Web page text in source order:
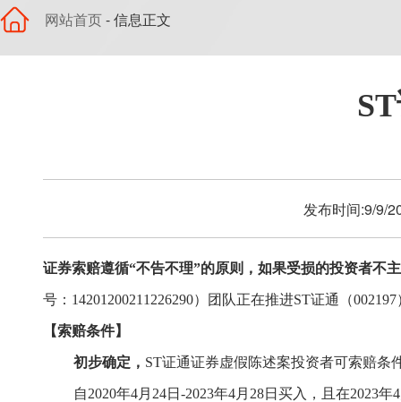
网站首页- 信息正文
发布时间:9/9/
证券索赔遵循“不告不理”的原则，如果受损的投资者不
号 ：14201200211226290） 团队正在推进ST证通 （002197
【索赔条件】
初步确定， ST证通证券虚假陈述案投资者可索赔条
自2020年4月24日-2023年4月28日买入，且在2023